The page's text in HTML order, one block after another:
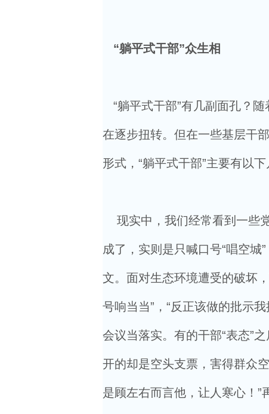
“躺平式干部”众生相
“躺平式干部”有几副面孔？
在逐步扭转。但在一些基层干
形式，“躺平式干部”主要有以下
现实中，我们经常看到一些
成了，实则是只喊口号“唱空
文。面对生态环境遭受的破坏
号响当当”，“反正该做的批示
会议当落实。有的干部“表态”
开的却是空头支票，害得群众
是顾左右而言他，让人寒心！